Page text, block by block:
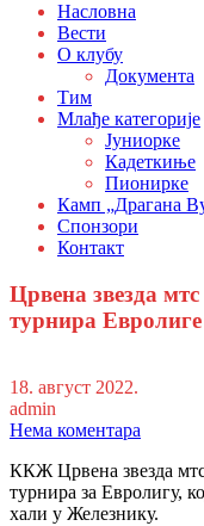
Насловна
Вести
О клубу
Документа
Тим
Млађе категорије
Јуниорке
Кадеткиње
Пионирке
Камп „Драгана
Спонзори
Контакт
Црвена звезда
турнира Евролиге
18. август 2022.
admin
Нема коментара
ККЖ Црвена звезда
турнира за Евролигу,
хали у Железнику.